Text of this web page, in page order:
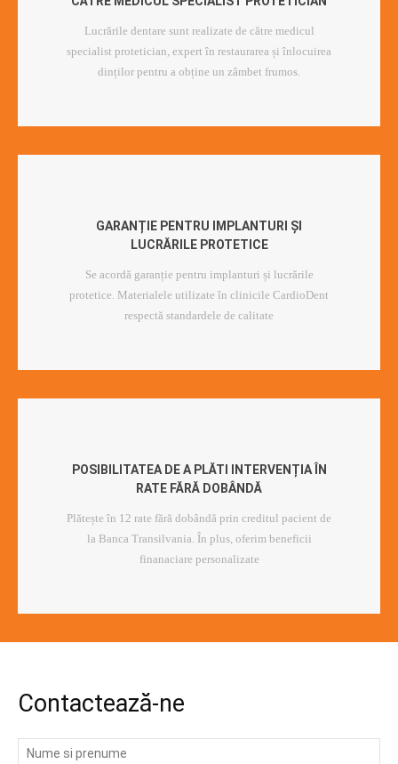
Lucrările dentare sunt realizate de către medicul
specialist protetician, expert în restaurarea și înlocuirea
dinților pentru a obține un zâmbet frumos.
GARANȚIE PENTRU IMPLANTURI ȘI
LUCRĂRILE PROTETICE
Se acordă garanție pentru implanturi și lucrările
protetice. Materialele utilizate în clinicile CardioDent
respectă standardele de calitate
POSIBILITATEA DE A PLĂTI INTERVENȚIA ÎN
RATE FĂRĂ DOBÂNDĂ
Plătește în 12 rate fără dobândă prin creditul pacient de
la Banca Transilvania. În plus, oferim beneficii
finanaciare personalizate
Contactează-ne